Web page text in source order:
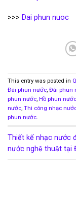
>>> Dai phun nuoc
This entry was posted in
Đài phun nước, Đài phun
phun nước, Hồ phun nước
nước, Thi công nhạc
phun nước.
Thiết kế nhạc nước
nước nghệ thuật tại